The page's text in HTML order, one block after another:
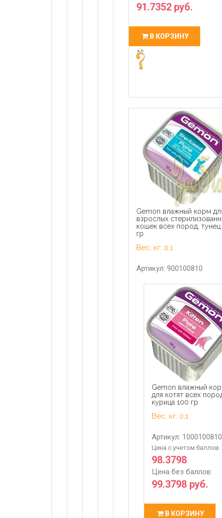
91.7352 руб.
В КОРЗИНУ
Gemon влажный корм
взрослых
кошек всех пород, тунец
гр
Вес, кг: 0,1
Артикул: 900100810
Gemon влажный
для котят всех
курица 100 гр
Вес, кг: 0,1
Артикул: 1000100810
Цена с учетом баллов
98.3798
Цена без баллов:
99.3798 руб.
В КОРЗИНУ